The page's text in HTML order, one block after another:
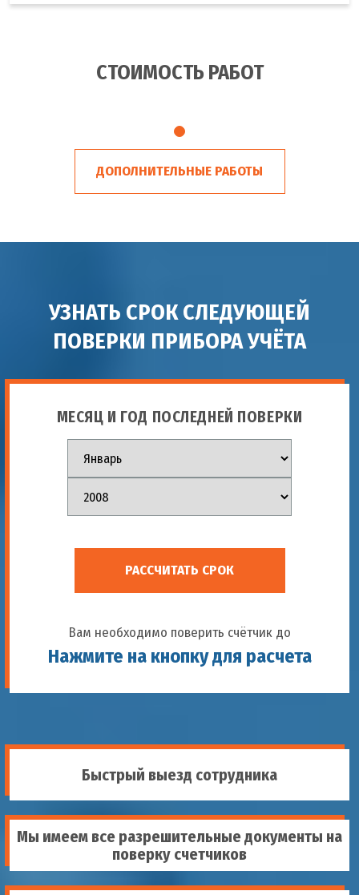
СТОИМОСТЬ РАБОТ
ДОПОЛНИТЕЛЬНЫЕ РАБОТЫ
УЗНАТЬ СРОК СЛЕДУЮЩЕЙ
ПОВЕРКИ ПРИБОРА УЧЁТА
МЕСЯЦ И ГОД ПОСЛЕДНЕЙ ПОВЕРКИ
РАССЧИТАТЬ СРОК
Вам необходимо поверить счётчик до
Нажмите на кнопку для расчета
Быстрый выезд сотрудника
Мы имеем все разрешительные документы на
поверку счетчиков